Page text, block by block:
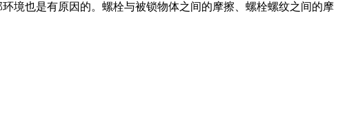
境也是有原因的。螺栓与被锁物体之间的摩擦、螺栓螺纹之间的摩